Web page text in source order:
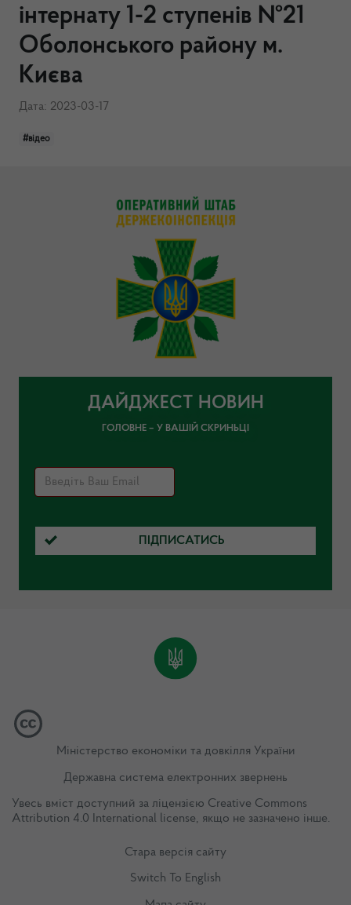
інтернату 1-2 ступенів №21
Оболонського району м.
Києва
Дата: 2023-03-17
#відео
ДАЙДЖЕСТ НОВИН
ГОЛОВНЕ – У ВАШІЙ СКРИНЬЦІ
ПІДПИСАТИСЬ
Міністерство економіки та довкілля України
Державна система електронних звернень
Увесь вміст доступний за ліцензією Creative Commons
Attribution 4.0 International license, якщо не зазначено інше.
Стара версія сайту
Switch To English